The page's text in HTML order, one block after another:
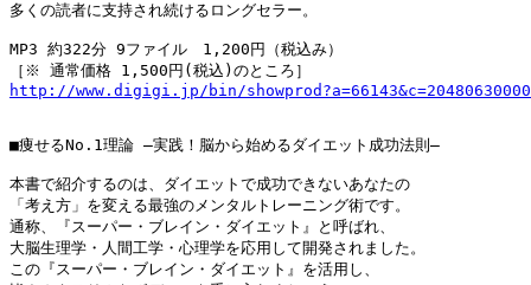
多くの読者に支持され続けるロングセラー。
MP3 約322分 9ファイル　1,200円（税込み）
http://www.digigi.jp/bin/
■痩せるNo.1理論 ―実践！脳から始めるダイエット成功法則―
本書で紹介するのは、ダイエットで成功できないあなたの
「考え方」を変える最強のメンタルトレーニング術です。
通称、『スーパー・ブレイン・ダイエット』と呼ばれ、
大脳生理学・人間工学・心理学を応用して開発されました。
この『スーパー・ブレイン・ダイエット』を活用し、